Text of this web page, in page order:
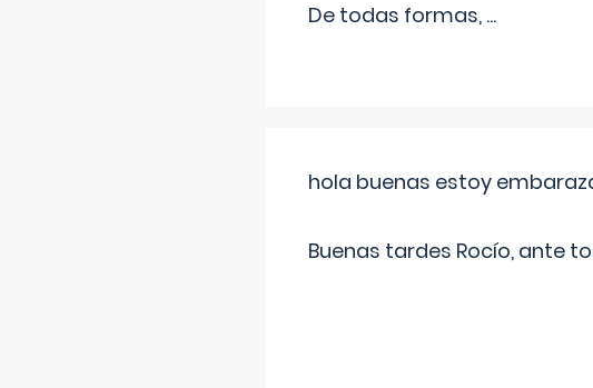
De todas formas, ...
hola buenas estoy
Buenas tardes Rocío, ante